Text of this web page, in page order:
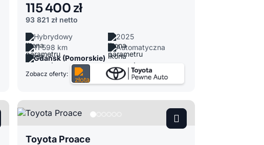
115 400 zł
93 821 zł netto
Hybrydowy
2025
11 598 km
Automatyczna
Gdańsk (Pomorskie)
Zobacz oferty:
Toyota Proace